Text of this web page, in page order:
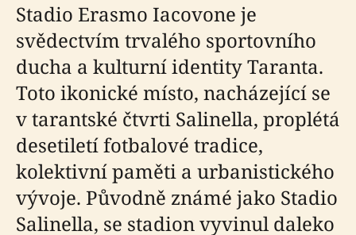
Stadio Erasmo Iacovone je
svědectvím trvalého sportovního
ducha a kulturní identity Taranta.
Toto ikonické místo, nacházející se
v tarantské čtvrti Salinella, proplétá
desetiletí fotbalové tradice,
kolektivní paměti a urbanistického
vývoje. Původně známé jako Stadio
Salinella, se stadion vyvinul daleko